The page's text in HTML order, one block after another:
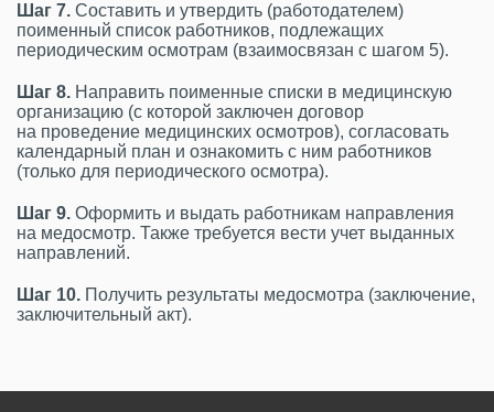
Шаг 7. Составить и утвердить (работодателем)
поименный список работников, подлежащих
периодическим осмотрам (взаимосвязан с шагом 5).
Шаг 8. Направить поименные списки в медицинскую
организацию (с которой заключен договор
на проведение медицинских осмотров), согласовать
календарный план и ознакомить с ним работников
(только для периодического осмотра).
Шаг 9. Оформить и выдать работникам направления
на медосмотр. Также требуется вести учет выданных
направлений.
Шаг 10. Получить результаты медосмотра (заключение,
заключительный акт).